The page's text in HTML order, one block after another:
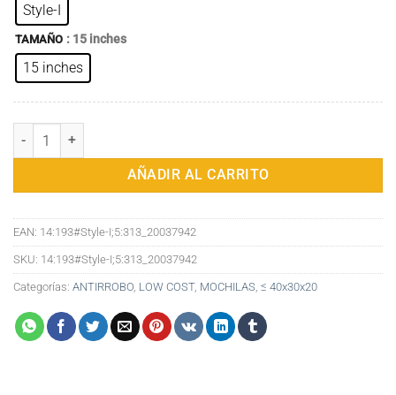
Style-I
TAMAÑO : 15 inches
15 inches
Mochila Multicolor Antirrobo: Estilo Happy Travel en Tela Oxford
AÑADIR AL CARRITO
EAN: 14:193#Style-I;5:313_20037942
SKU: 14:193#Style-I;5:313_20037942
Categorías: ANTIRROBO, LOW COST, MOCHILAS, ≤ 40x30x20